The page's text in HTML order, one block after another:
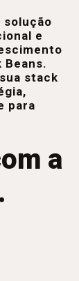
solução
e
Beans.
stack
para
a